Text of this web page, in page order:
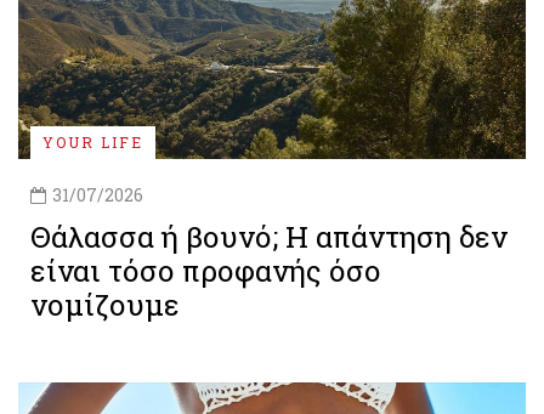
YOUR LIFE
31/07/2026
Θάλασσα ή βουνό; Η απάντηση δεν
είναι τόσο προφανής όσο
νομίζουμε